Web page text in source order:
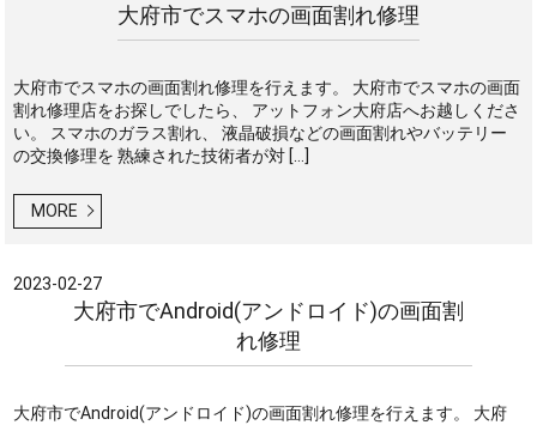
大府市でスマホの画面割れ修理
大府市でスマホの画面割れ修理を行えます。 大府市でスマホの画面
割れ修理店をお探しでしたら、 アットフォン大府店へお越しくださ
い。 スマホのガラス割れ、 液晶破損などの画面割れやバッテリー
の交換修理を 熟練された技術者が対 […]
MORE
2023-02-27
大府市でAndroid(アンドロイド)の画面割
れ修理
大府市でAndroid(アンドロイド)の画面割れ修理を行えます。 大府